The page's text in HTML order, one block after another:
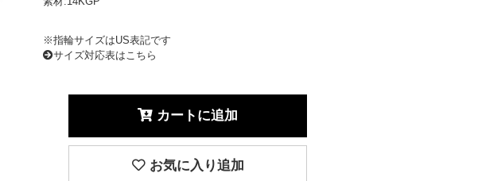
※指輪サイズはUS表記です
サイズ対応表はこちら
カートに追加
お気に入り追加